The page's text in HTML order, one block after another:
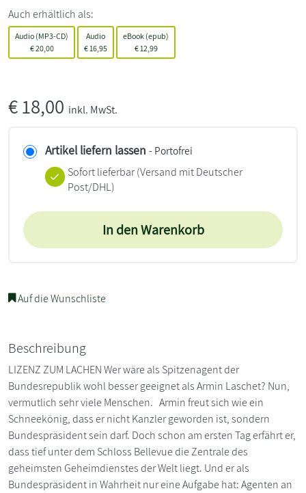
Auch erhältlich als:
Audio (MP3-CD)
€20,00
Audio
€16,95
eBook (epub)
€12,99
€18,00 inkl. MwSt.
Artikel liefern lassen - Portofrei
Sofort lieferbar(Versand mit Deutscher
Post/DHL)
In den Warenkorb
Auf die Wunschliste
Beschreibung
LIZENZ ZUM LACHEN Wer wäre als Spitzenagent der
Bundesrepublik wohl besser geeignet als Armin Laschet? Nun,
vermutlich sehr viele Menschen. Armin freut sich wie ein
Schneekönig, dass er nicht Kanzler geworden ist, sondern
Bundespräsident sein darf. Doch schon am ersten Tag erfährt er,
dass tief unter dem Schloss Bellevue die Zentrale des
geheimsten Geheimdienstes der Welt liegt. Und er als
Bundespräsident in Wahrheit nur eine Aufgabe hat: Agenten an